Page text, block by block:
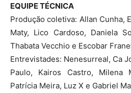
EQUIPE TÉCNICA
Produção coletiva: Allan Cunha,
Maty, Lico Cardoso, Daniela
Thabata Vecchio e Escobar
Entrevistades: Nenesurreal, Ca
Paulo, Kairos Castro, Milena
Patrícia Meira, Luz X e Gabriel